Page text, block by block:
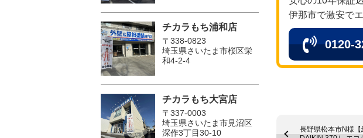
伊那市で激安で
0120-
長野県松本市N様【
チカラもち浦和店
〒338-0823
埼玉県さいたま市桜区栄
和4-2-4
チカラもち大宮店
〒337-0003
埼玉県さいたま市見沼区
深作3丁目30-10